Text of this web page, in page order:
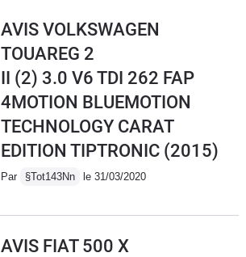
AVIS VOLKSWAGEN
TOUAREG 2
II (2) 3.0 V6 TDI 262 FAP
4MOTION BLUEMOTION
TECHNOLOGY CARAT
EDITION TIPTRONIC (2015)
Par §Tot143Nn le 31/03/2020
AVIS FIAT 500 X